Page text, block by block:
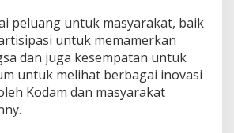
peluang untuk masyarakat, baik
untuk memamerkan
dan juga kesempatan untuk
untuk melihat berbagai inovasi
Kodam dan masyarakat